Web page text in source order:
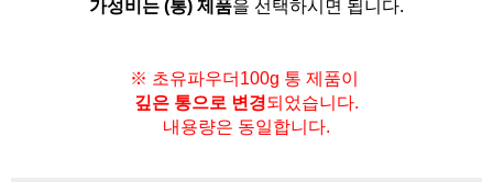
가성비는 (통) 제품을 선택하시면 됩니다.
※ 초유파우더100g 통 제품이
깊은 통으로 변경되었습니다.
내용량은 동일합니다.